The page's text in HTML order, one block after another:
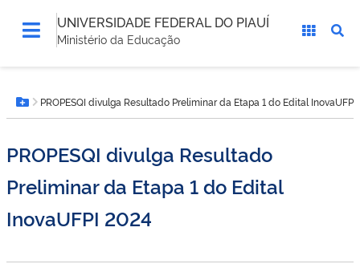
UNIVERSIDADE FEDERAL DO PIAUÍ
Ministério da Educação
está
aqui:Botão Menu
PROPESQI divulga Resultado Preliminar da Etapa 1 do Edital InovaUFPI
PROPESQI divulga Resultado
Preliminar da Etapa 1 do Edital
InovaUFPI 2024